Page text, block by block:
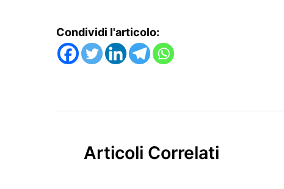
Condividi l'articolo:
Articoli Correlati